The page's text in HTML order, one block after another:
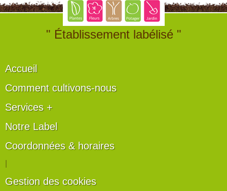
" Établissement labélisé "
Accueil
Comment cultivons-nous
Services +
Notre Label
Coordonnées & horaires
Gestion des cookies